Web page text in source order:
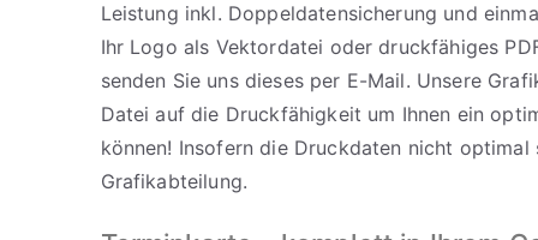
Leistung inkl. Doppeldatensicherung und
Ihr Logo als Vektordatei oder druckfähiges
senden Sie uns dieses per E-Mail. Unsere
Datei auf die Druckfähigkeit um Ihnen ein
können! Insofern die Druckdaten nicht
Grafikabteilung.